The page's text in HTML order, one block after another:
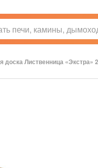
доска Лиственница «Экстра»